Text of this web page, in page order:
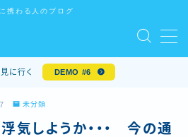
携わる人のブログ
に行く DEMO #6
未分類
しようか・・・ 今の通